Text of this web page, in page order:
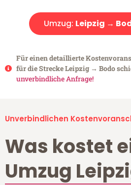
Umzug: Leipzig →
Für einen detaillierte
für die Strecke Leipzig → Bodo
unverbindliche Anfrage!
Unverbindlichen
Was kostet
Umzug